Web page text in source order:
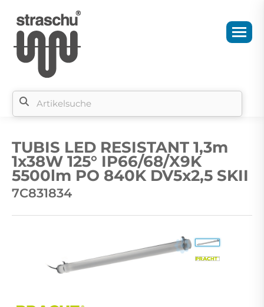
TUBIS LED RESISTANT 1,3m
1x38W 125° IP66/68/X9K
5500lm PO 840K DV5x2,5 SKII
7C831834